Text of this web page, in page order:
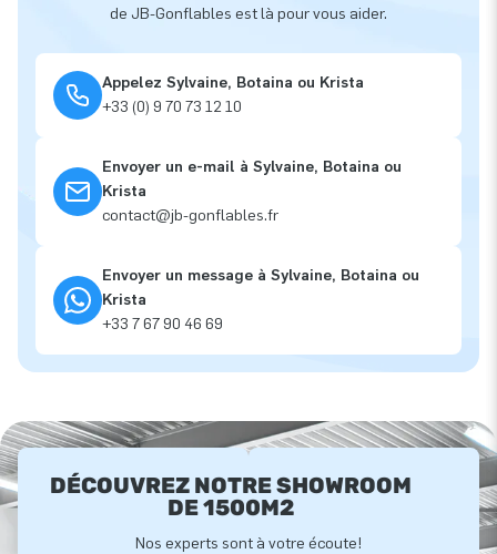
de JB-Gonflables est là pour vous aider.
Appelez Sylvaine, Botaina ou Krista
+33 (0) 9 70 73 12 10
Envoyer un e-mail à Sylvaine, Botaina ou
Krista
contact@jb-gonflables.fr
Envoyer un message à Sylvaine, Botaina ou
Krista
+33 7 67 90 46 69
DÉCOUVREZ NOTRE SHOWROOM
DE 1500M2
Nos experts sont à votre écoute!